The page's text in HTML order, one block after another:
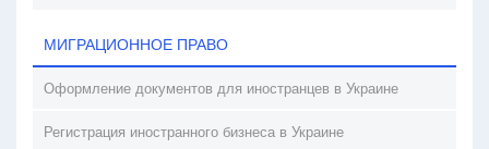
МИГРАЦИОННОЕ ПРАВО
Оформление документов для иностранцев в Украине
Регистрация иностранного бизнеса в Украине